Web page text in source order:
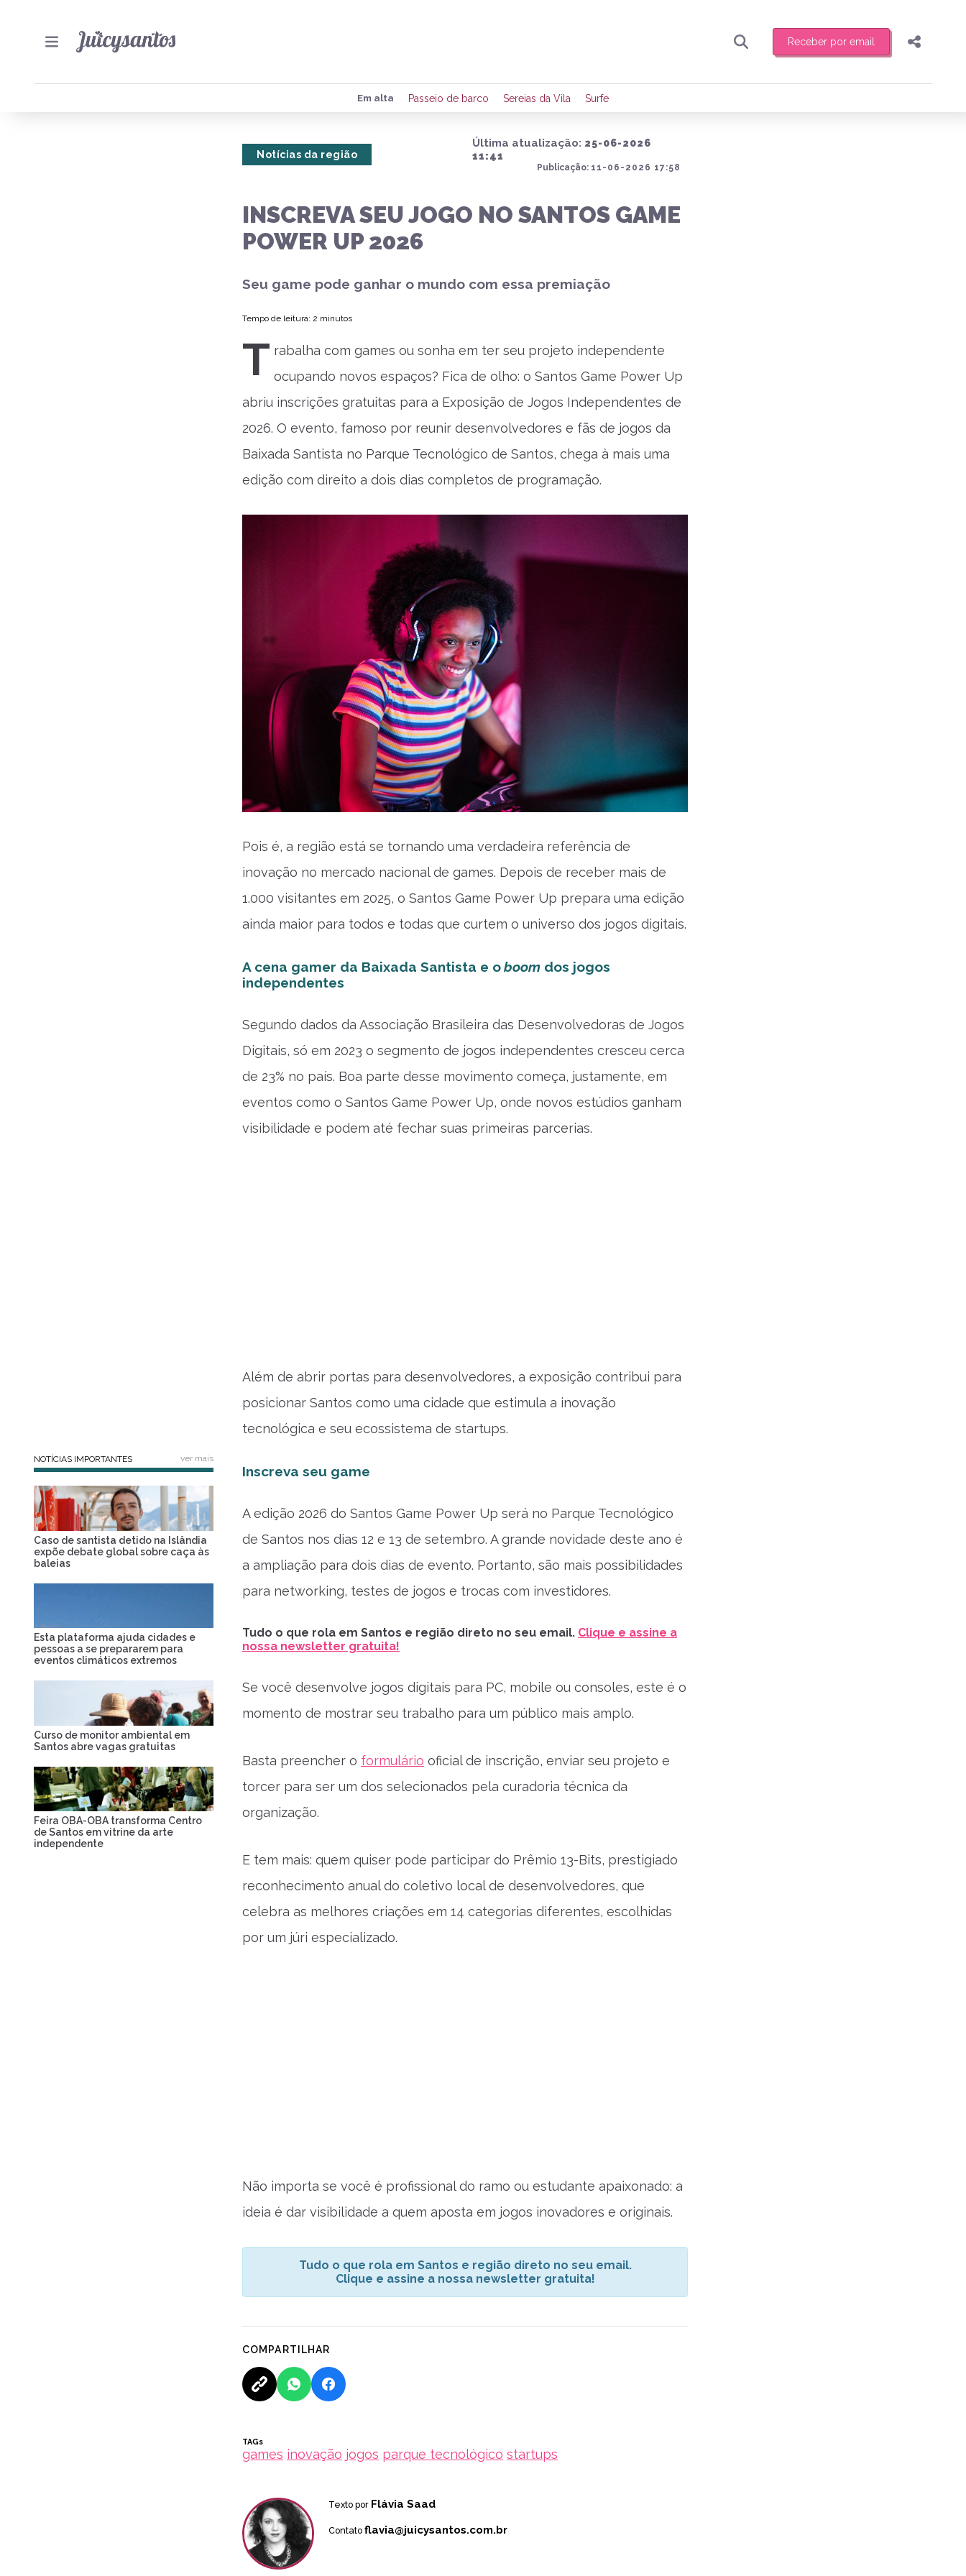
Receber por email
Preencha seus dados para receber toda sexta-feira de manhã o resumo
de eventos e notícias da região.
Compartilhar
Em alta Passeio de barco Sereias da Vila Surfe
Última atualização: 25-06-2026
11:41
Publicação: 11-06-2026 17:58
Notícias da região
INSCREVA SEU JOGO NO SANTOS GAME
POWER UP 2026
Seu game pode ganhar o mundo com essa premiação
Tempo de leitura: 2 minutos
T rabalha com games ou sonha em ter seu projeto independente
ocupando novos espaços? Fica de olho: o Santos Game Power Up
abriu inscrições gratuitas para a Exposição de Jogos Independentes de
2026. O evento, famoso por reunir desenvolvedores e fãs de jogos da
Baixada Santista no Parque Tecnológico de Santos, chega à mais uma
edição com direito a dois dias completos de programação.
Pois é, a região está se tornando uma verdadeira referência de
inovação no mercado nacional de games. Depois de receber mais de
1.000 visitantes em 2025, o Santos Game Power Up prepara uma edição
ainda maior para todos e todas que curtem o universo dos jogos digitais.
A cena gamer da Baixada Santista e oboom dos jogos
independentes
Segundo dados da Associação Brasileira das Desenvolvedoras de Jogos
Digitais, só em 2023 o segmento de jogos independentes cresceu cerca
de 23% no país. Boa parte desse movimento começa, justamente, em
eventos como o Santos Game Power Up, onde novos estúdios ganham
visibilidade e podem até fechar suas primeiras parcerias.
Além de abrir portas para desenvolvedores, a exposição contribui para
posicionar Santos como uma cidade que estimula a inovação
tecnológica e seu ecossistema de startups.
Inscreva seu game
A edição 2026 do Santos Game Power Up será no Parque Tecnológico
de Santos nos dias 12 e 13 de setembro. A grande novidade deste ano é
a ampliação para dois dias de evento. Portanto, são mais possibilidades
para networking, testes de jogos e trocas com investidores.
Tudo o que rola em Santos e região direto no seu email. Clique e assine a
nossa newsletter gratuita!
Se você desenvolve jogos digitais para PC, mobile ou consoles, este é o
momento de mostrar seu trabalho para um público mais amplo.
Basta preencher o formulário oficial de inscrição, enviar seu projeto e
torcer para ser um dos selecionados pela curadoria técnica da
organização.
E tem mais: quem quiser pode participar do Prêmio 13-Bits, prestigiado
reconhecimento anual do coletivo local de desenvolvedores, que
celebra as melhores criações em 14 categorias diferentes, escolhidas
por um júri especializado.
Não importa se você é profissional do ramo ou estudante apaixonado: a
ideia é dar visibilidade a quem aposta em jogos inovadores e originais.
Tudo o que rola em Santos e região direto no seu email.
Clique e assine a nossa newsletter gratuita!
COMPARTILHAR
TAGs
games inovação jogos parque tecnológico startups
Texto por Flávia Saad
Contato flavia@juicysantos.com.br
NOTÍCIAS IMPORTANTES ver mais
Caso de santista detido na Islândia
expõe debate global sobre caça às
baleias
Esta plataforma ajuda cidades e
pessoas a se prepararem para
eventos climáticos extremos
Curso de monitor ambiental em
Santos abre vagas gratuitas
Feira OBA-OBA transforma Centro
de Santos em vitrine da arte
independente